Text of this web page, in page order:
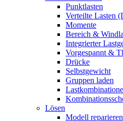
Punktlasten
Verteilte Lasten
Momente
Bereich &
Integrierter
Vorgespannt &
Drücke
Selbstgewicht
Gruppen laden
Lösen
Modell reparieren